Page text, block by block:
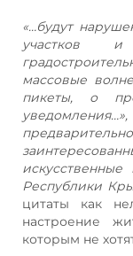
«…будут
участков
массовые
пикеты, о
Республики
цитаты как
настроение
которым не